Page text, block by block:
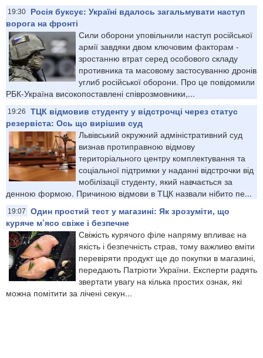
19:30
Росія буксує: Україні вдалось загальмувати наступ
ворога на фронті
Сили оборони уповільнили наступ російської
армії завдяки двом ключовим факторам -
зростанню втрат серед особового складу
противника та масовому застосуванню дронів
углиб російської оборони. Про це повідомили
РБК-Україна високопоставлені співрозмовники,...
19:26
ТЦК відмовив студенту у відстрочці через статус
резервіста: Ось що вирішив суд
Львівський окружний адміністративний суд
визнав протиправною відмову
територіального центру комплектування та
соціальної підтримки у наданні відстрочки від
мобілізації студенту, який навчається за
денною формою. Причиною відмови в ТЦК назвали нібито пе...
19:07
Один простий тест у магазині: Як зрозуміти, що
куряче м’ясо свіже і безпечне
Свіжість курячого філе напряму впливає на
якість і безпечність страв, тому важливо вміти
перевіряти продукт ще до покупки в магазині,
передають Патріоти України. Експерти радять
звертати увагу на кілька простих ознак, які
можна помітити за лічені секун...